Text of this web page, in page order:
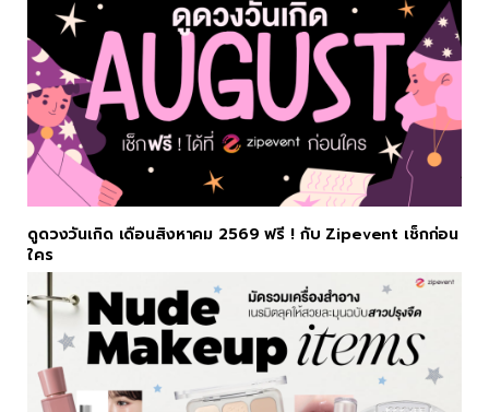
ดูดวงวันเกิด เดือนสิงหาคม 2569 ฟรี ! กับ Zipevent เช็กก่อน
ใคร